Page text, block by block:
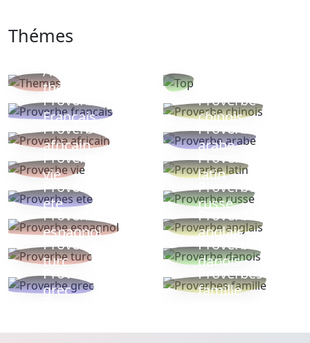
Thémes
Autres
thèmes
Proverbe
Français
Proverbe
chinois
Proverbe
africain
Proverbe
arabe
Proverbe
vie
Proverbe
latin
Proverbes
ete
Proverbe
russe
Proverbe
espagnol
Proverbe
anglais
Proverbe
turc
Proverbe
danois
Proverbe
grec
Proverbes
famille